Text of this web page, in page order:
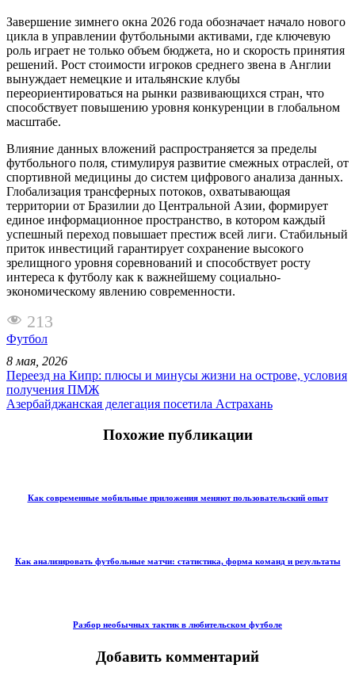
Завершение зимнего окна 2026 года обозначает начало нового
цикла в управлении футбольными активами, где ключевую
роль играет не только объем бюджета, но и скорость принятия
решений. Рост стоимости игроков среднего звена в Англии
вынуждает немецкие и итальянские клубы
переориентироваться на рынки развивающихся стран, что
способствует повышению уровня конкуренции в глобальном
масштабе.
Влияние данных вложений распространяется за пределы
футбольного поля, стимулируя развитие смежных отраслей, от
спортивной медицины до систем цифрового анализа данных.
Глобализация трансферных потоков, охватывающая
территории от Бразилии до Центральной Азии, формирует
единое информационное пространство, в котором каждый
успешный переход повышает престиж всей лиги. Стабильный
приток инвестиций гарантирует сохранение высокого
зрелищного уровня соревнований и способствует росту
интереса к футболу как к важнейшему социально-
экономическому явлению современности.
213
Футбол
8 мая, 2026
Переезд на Кипр: плюсы и минусы жизни на острове, условия
получения ПМЖ
Азербайджанская делегация посетила Астрахань
Похожие публикации
Как современные мобильные приложения меняют пользовательский опыт
Как анализировать футбольные матчи: статистика, форма команд и результаты
Разбор необычных тактик в любительском футболе
Добавить комментарий